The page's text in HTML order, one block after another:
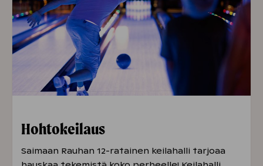
Hohtokeilaus
Saimaan Rauhan 12-ratainen keilahalli tarjoaa